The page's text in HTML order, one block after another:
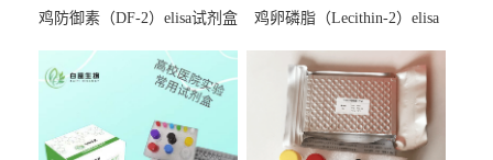
鸡防御素（DF-2）elisa试剂盒
鸡卵磷脂（Lecithin-2）elisa